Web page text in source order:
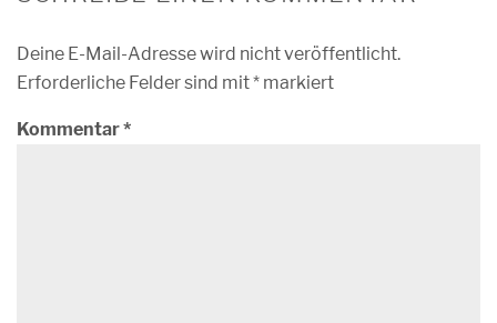
Deine E-Mail-Adresse wird nicht veröffentlicht.
Erforderliche Felder sind mit* markiert
Kommentar*